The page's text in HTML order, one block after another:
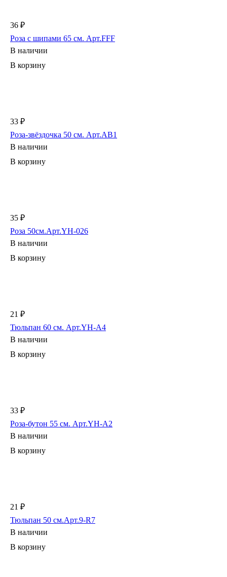
36 ₽
Роза с шипами 65 см. Арт.FFF
В наличии
В корзину
33 ₽
Роза-звёздочка 50 см. Арт.AB1
В наличии
В корзину
35 ₽
Роза 50см.Арт.YH-026
В наличии
В корзину
21 ₽
Тюльпан 60 см. Арт.YH-A4
В наличии
В корзину
33 ₽
Роза-бутон 55 см. Арт.YH-A2
В наличии
В корзину
21 ₽
Тюльпан 50 см.Арт.9-R7
В наличии
В корзину